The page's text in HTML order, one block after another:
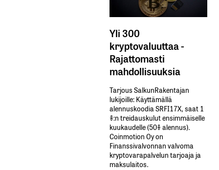
Yli 300
kryptovaluuttaa -
Rajattomasti
mahdollisuuksia
Tarjous SalkunRakentajan
lukijoille: Käyttämällä​ ​
alennuskoodia​ ​SRFI17X,​ ​saat​ ​1
%:n treidauskulut​ ​ensimmäiselle​ ​
kuukaudelle​ ​(50%​ ​alennus).
Coinmotion Oy on
Finanssivalvonnan valvoma
kryptovarapalvelun tarjoaja ja
maksulaitos.